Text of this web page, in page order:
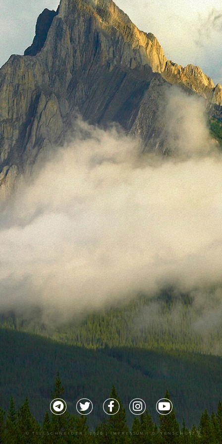
©TILLSCHNEIDER | 2026 |IMPRESSUM |DATENSCHUTZ